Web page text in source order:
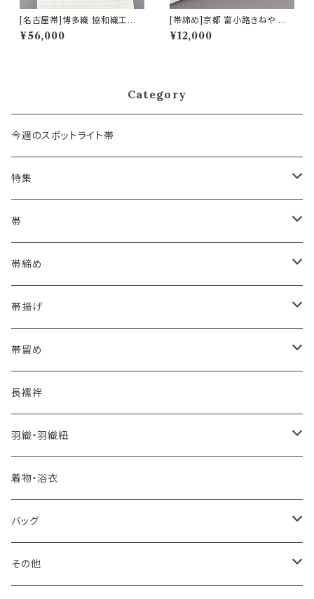
[名古屋帯]博多織 協和織工場
謹製 駒格子段色紋様 八寸帯 正
絹 日本製(商品番号:22098)
¥56,000
[帯締め]京都 富小路きねや 謹
製 洋角ぼかし 正絹 日本製 (商
品番号:17555)
¥12,000
Category
今週のスポットライト帯
特集
浴衣にも！夏の帯揚げ
海のいろ ～sea-green～
格ある夏の名古屋帯（都の絽綴れ）
おとなの浴衣(有松 鳴海絞り)
自宅で洗える！本麻長襦袢
憧れの高級カジュアル帯
河合美術織物 訪問着に合わせる袋帯
訪問着に合わせるフォーマル帯
３万円台♪高見え袋帯・名古屋帯
帯
- 博多帯
夏・単衣用(夏帯)
- 西陣織
夏・単衣用(夏帯)
- 紬帯・自然布
- 琉球帯
- 染め帯
- 袋帯・洒落袋帯
- 名古屋帯
八寸名古屋帯 (松葉仕立て)
- オールシーズン帯
帯締め
- おびやオリジナル
- 細平唐組 (7mmスリム帯締め)
- 田中節子
帯揚げ
- おびやオリジナル
- 京都 三浦清商店
- 大津工房 荒尾ちどり
帯留め
-おびやオリジナル
長襦袢
羽織・羽織紐
-おびやオリジナル
着物・浴衣
バッグ
-おびやオリジナル
その他